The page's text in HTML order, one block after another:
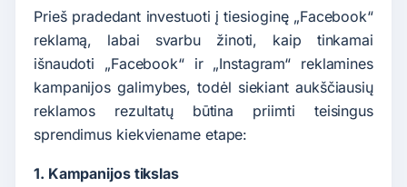
Prieš pradedant investuoti į tiesioginę „Facebook“
reklamą, labai svarbu žinoti, kaip tinkamai
išnaudoti „Facebook“ ir „Instagram“ reklamines
kampanijos galimybes, todėl siekiant aukščiausių
reklamos rezultatų būtina priimti teisingus
sprendimus kiekviename etape:
1. Kampanijos tikslas